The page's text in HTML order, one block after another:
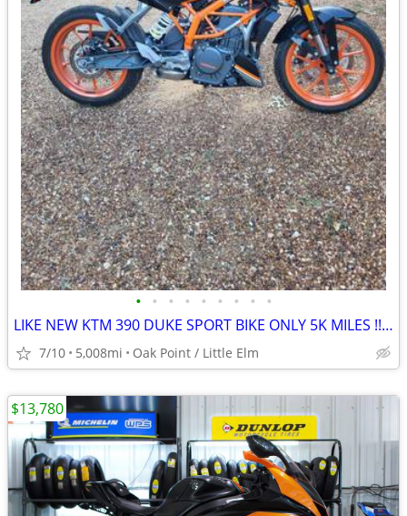
• • • • • • • • •
LIKE NEW KTM 390 DUKE SPORT BIKE ONLY 5K MILES !!obo!!
7/10 5,008mi Oak Point / Little Elm
$13,780